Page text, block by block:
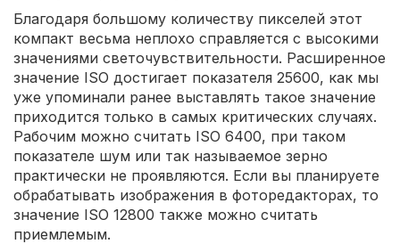
Благодаря большому количеству пикселей этот
компакт весьма неплохо справляется с высокими
значениями светочувствительности. Расширенное
значение ISO достигает показателя 25600, как мы
уже упоминали ранее выставлять такое значение
приходится только в самых критических случаях.
Рабочим можно считать ISO 6400, при таком
показателе шум или так называемое зерно
практически не проявляются. Если вы планируете
обрабатывать изображения в фоторедакторах, то
значение ISO 12800 также можно считать
приемлемым.